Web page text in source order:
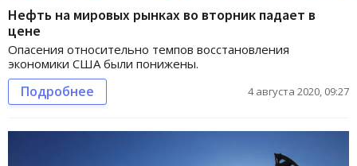
Нефть на мировых рынках во вторник падает в
цене
Опасения относительно темпов восстановления
экономики США были понижены.
Подробнее 4 августа 2020, 09:27